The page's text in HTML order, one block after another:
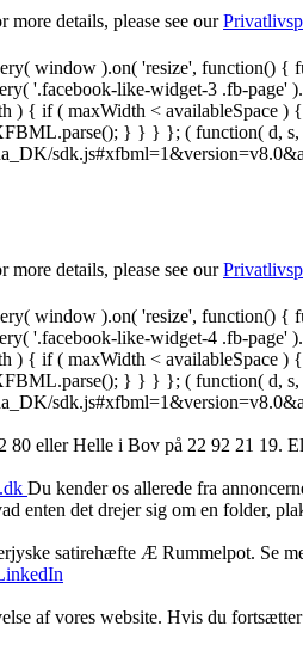
more details, please see our
window ).on( 'resize', function() {
'.facebook-like-widget-3 .fb-
) { if ( maxWidth <
} } } }; ( function( d,
more details, please see our
window ).on( 'resize', function() {
'.facebook-like-widget-4 .fb-
) { if ( maxWidth <
} } } }; ( function( d,
‬eller Helle i Bov på 22 92 21 19‬.
Du kender os allerede fra
enten det drejer sig om en folder,
satirehæfte Æ Rummelpot. Se
af vores website. Hvis du